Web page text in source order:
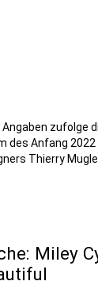
zufolge
des Anfang
Thierry
Miley